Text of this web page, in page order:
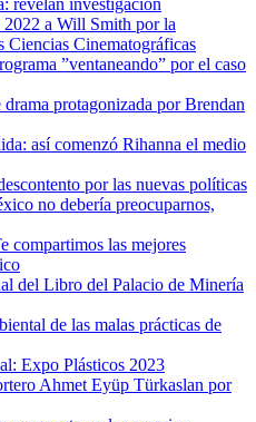
revelan investigación
2022 a Will Smith por la
Ciencias Cinematográficas
”ventaneando” por el caso
protagonizada por Brendan
así comenzó Rihanna el medio
por las nuevas políticas
no debería preocuparnos,
compartimos las mejores
del Libro del Palacio de Minería
de las malas prácticas de
Expo Plásticos 2023
Ahmet Eyüp Türkaslan por